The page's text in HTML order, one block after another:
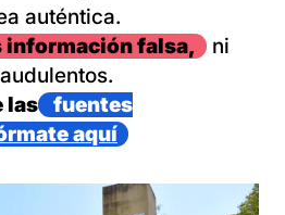
auténtica.
información falsa,
ni
las
fuentes
aquí